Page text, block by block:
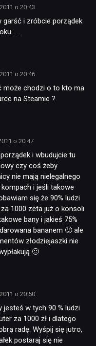
o 20:43
garść i zróbcie porządek
.
o 20:46
może chodzi o to kto ma
na Steamie ?
o 20:47
i wbudujcie tu
czy coś żeby
nie mają nielegalnego
i jeśli takowe
się że 90% ludzi
1000 zeta już o konsoli
bany i jakieś 75%
bananem 🙂 ale
złodziejaszki nie
🙂
o 20:50
w tych 90 % ludzi
za 1000 zł i dlatego
radę. Wyśpij się jutro,
postaraj się nie